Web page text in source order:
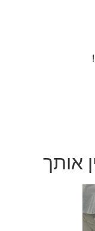
אותך